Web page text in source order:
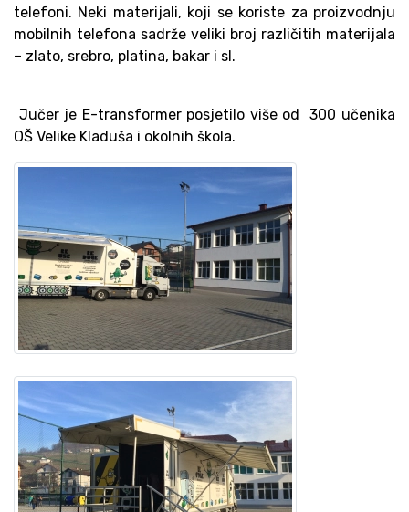
telefoni. Neki materijali, koji se koriste za proizvodnju
mobilnih telefona sadrže veliki broj različitih materijala
– zlato, srebro, platina, bakar i sl.
Jučer je E-transformer posjetilo više od 300 učenika
OŠ Velike Kladuša i okolnih škola.